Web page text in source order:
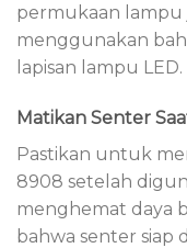
permukaan lampu
menggunakan
lapisan lampu LED.
Matikan Senter
Pastikan untuk
8908 setelah
menghemat daya
bahwa senter siap